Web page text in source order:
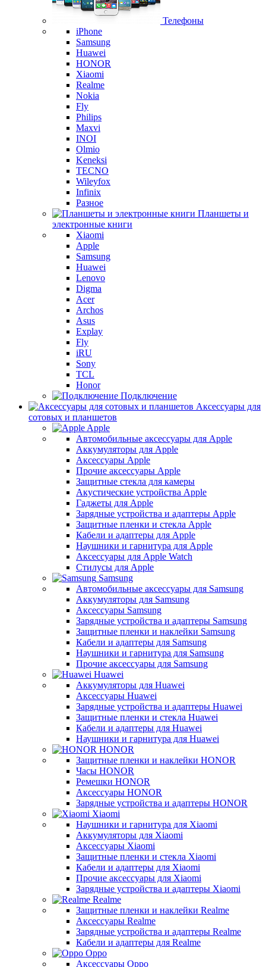
Телефоны
iPhone
Samsung
Huawei
HONOR
Xiaomi
Realme
Nokia
Fly
Philips
Maxvi
INOI
Olmio
Keneksi
TECNO
Wileyfox
Infinix
Разное
Планшеты и
электронные книги
Xiaomi
Apple
Samsung
Huawei
Lenovo
Digma
Acer
Archos
Asus
Explay
Fly
iRU
Sony
TCL
Honor
Подключение
Аксессуары для
сотовых и планшетов
Apple
Автомобильные аксессуары для Apple
Аккумуляторы для Apple
Аксессуары Apple
Прочие аксессуары Apple
Защитные стекла для камеры
Акустические устройства Apple
Гаджеты для Apple
Зарядные устройства и адаптеры Apple
Защитные пленки и стекла Apple
Кабели и адаптеры для Apple
Наушники и гарнитура для Apple
Аксессуары для Apple Watch
Стилусы для Apple
Samsung
Автомобильные аксессуары для Samsung
Аккумуляторы для Samsung
Аксессуары Samsung
Зарядные устройства и адаптеры Samsung
Защитные пленки и наклейки Samsung
Кабели и адаптеры для Samsung
Наушники и гарнитура для Samsung
Прочие аксессуары для Samsung
Huawei
Аккумуляторы для Huawei
Аксессуары Huawei
Зарядные устройства и адаптеры Huawei
Защитные пленки и стекла Huawei
Кабели и адаптеры для Huawei
Наушники и гарнитура для Huawei
HONOR
Защитные пленки и наклейки HONOR
Часы HONOR
Ремешки HONOR
Аксессуары HONOR
Зарядные устройства и адаптеры HONOR
Xiaomi
Наушники и гарнитура для Xiaomi
Аккумуляторы для Xiaomi
Аксессуары Xiaomi
Защитные пленки и стекла Xiaomi
Кабели и адаптеры для Xiaomi
Прочие аксессуары для Xiaomi
Зарядные устройства и адаптеры Xiaomi
Realme
Защитные пленки и наклейки Realme
Аксессуары Realme
Зарядные устройства и адаптеры Realme
Кабели и адаптеры для Realme
Oppo
Аксессуары Oppo